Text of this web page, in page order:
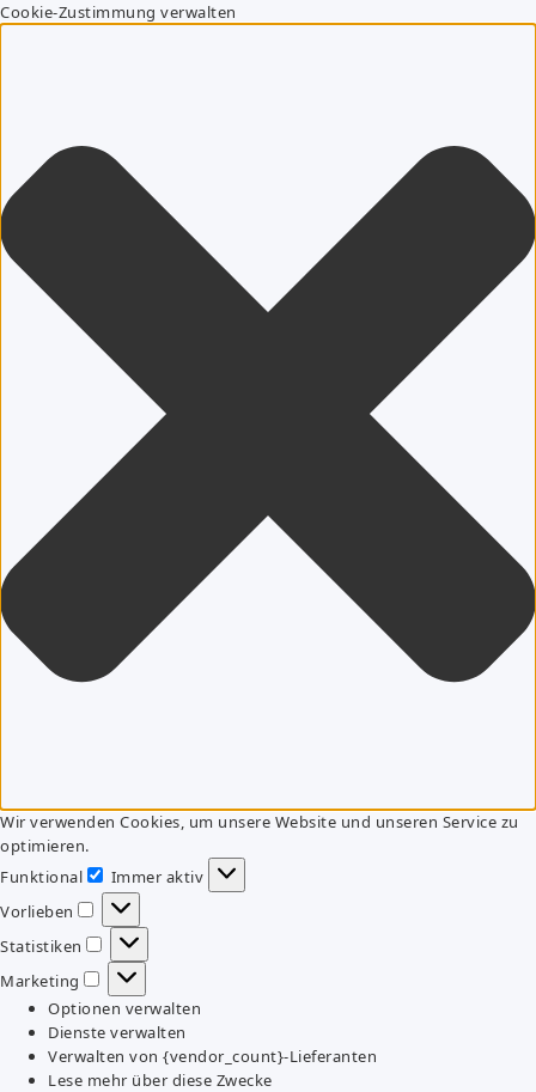
Cookie-Zustimmung verwalten
Wir verwenden Cookies, um unsere Website und unseren Service zu
optimieren.
Funktional
Funktional
Immer aktiv
Vorlieben
Vorlieben
Statistiken
Statistiken
Marketing
Marketing
Optionen verwalten
Dienste verwalten
Verwalten von {vendor_count}-Lieferanten
Lese mehr über diese Zwecke